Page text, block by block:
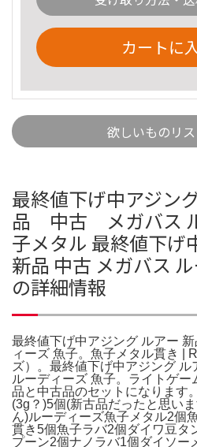
カートに
欲しいものリ
最終値下げ中アジ
品 中古 メガバス
子メタル 最終値下げ
新品 中古 メガバス
の詳細情報
最終値下げ中アジング ルアー
ィーズ 魚子。魚子メタル貫き |
ズ）。最終値下げ中アジング ル
ルーディーズ 魚子。ライトゲー
品と中古品のセットになります
(3g？)5個(新古品だったと思い
ん)ルーディーズ魚子メタル2個
貫き5個魚子ラバ2個ダイワ豆タ
プーン2個ナノラバ1個ダイソー